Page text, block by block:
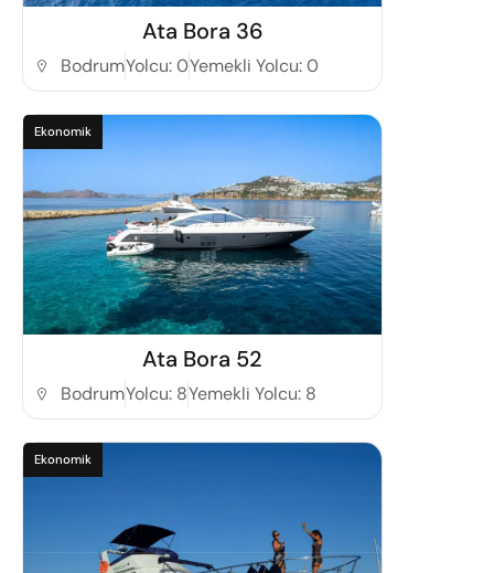
Ata Bora 36
BodrumYolcu: 0Yemekli Yolcu: 0
Detaylı İncele
Ekonomik
Ata Bora 52
BodrumYolcu: 8Yemekli Yolcu: 8
Ekonomik